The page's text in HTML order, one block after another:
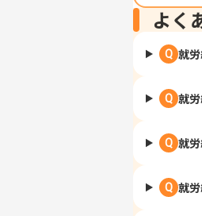
よく
Q 就
Q 就
Q 就
Q 就